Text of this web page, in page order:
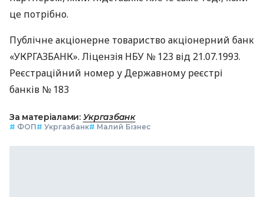
це потрібно.
Публічне акціонерне товариство акціонерний банк
«УКРГАЗБАНК». Ліцензія НБУ № 123 від 21.07.1993.
Реєстраційний номер у Державному реєстрі
банків № 183
За матеріалами: Укргазбанк
# ФОП# Укргазбанк# Малий Бізнес